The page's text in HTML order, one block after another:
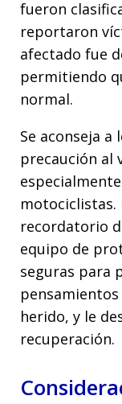
fueron
reportaron
afectado fue
permitiendo
normal.
Se aconseja
precaución al
motociclistas.
recordatorio
equipo de
seguras para
herido, y le
recuperación.